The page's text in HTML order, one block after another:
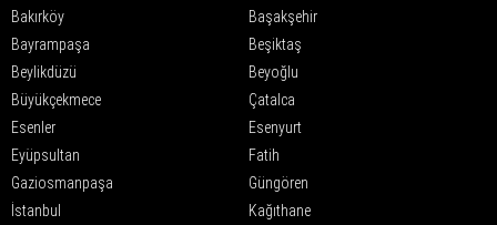
Bakırköy
Başakşehir
Bayrampaşa
Beşiktaş
Beylikdüzü
Beyoğlu
Büyükçekmece
Çatalca
Esenler
Esenyurt
Eyüpsultan
Fatih
Gaziosmanpaşa
Güngören
İstanbul
Kağıthane